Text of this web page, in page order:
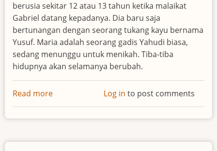
berusia sekitar 12 atau 13 tahun ketika malaikat
Gabriel datang kepadanya. Dia baru saja
bertunangan dengan seorang tukang kayu bernama
Yusuf. Maria adalah seorang gadis Yahudi biasa,
sedang menunggu untuk menikah. Tiba-tiba
hidupnya akan selamanya berubah.
Read more
MARIA,
IBU
Log in to post comments